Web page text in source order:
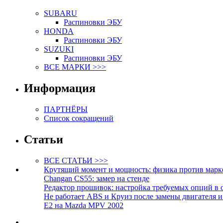
SUBARU
Распиновки ЭБУ
HONDA
Распиновки ЭБУ
SUZUKI
Распиновки ЭБУ
ВСЕ МАРКИ >>>
Информация
ПАРТНЁРЫ
Список сокращений
Статьи
ВСЕ СТАТЬИ >>>
Крутящий момент и мощность: физика против
Changan CS55: замер на стенде
Редактор прошивок: настройка требуемых опций в
Не работает ABS и Круиз после замены двигателя
E2 на Mazda MPV 2002